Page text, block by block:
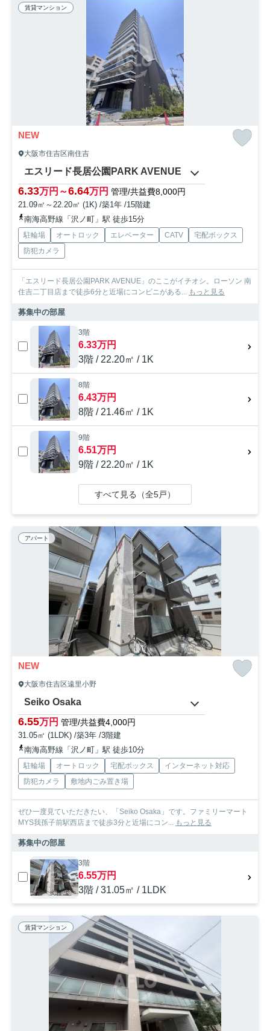
賃貸マンション
NEW
大阪市住吉区南住吉
エスリード長居公園PARK AVENUE
6.33万円～6.64万円 管理/共益費8,000円
21.09㎡～22.20㎡ (1K) /築1年 /15階建
南海高野線「沢ノ町」駅 徒歩15分
駐輪場 オートロック エレベーター CATV
宅配ボックス
防犯カメラ
「エスリード長居公園PARK AVENUE」のここがイチオシ。ローソン 南
住吉二丁目店まで徒歩6分と近場にコンビニがある...
もっと見る
募集中の部屋
3階
6.33万円
3階 / 22.20㎡ / 1K
8階
6.43万円
8階 / 21.46㎡ / 1K
9階
6.51万円
9階 / 22.20㎡ / 1K
すべて見る（全5戸）
アパート
NEW
大阪市住吉区遠里小野
Seiko Osaka
6.55万円 管理/共益費4,000円
31.05㎡ (1LDK) /築3年 /3階建
南海高野線「沢ノ町」駅 徒歩10分
駐輪場 オートロック 宅配ボックス
インターネット対応
防犯カメラ
敷地内ごみ置き場
ぜひ一度見ていただきたい、「Seiko Osaka」です。ファミリーマート
MYS我孫子前駅西店まで徒歩3分と近場にコン...
もっと見る
募集中の部屋
3階
6.55万円
3階 / 31.05㎡ / 1LDK
賃貸マンション